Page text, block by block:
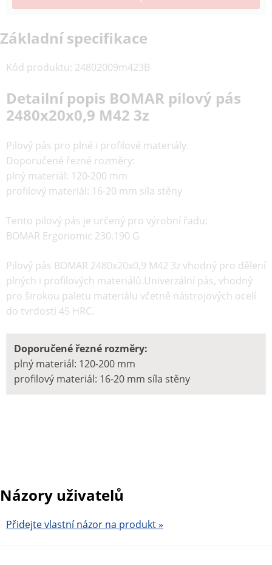
Základní specifikace
Kód produktu: 24802009m423B
Detailní popis BOMAR pilový pás
2480x20x0,9 M42 3z
Pilový pás pro plné i profilové materiály.
Doporučené řezné rozměry:
plný materiál: 120-200 mm
profilový materiál: 16-20 mm síla stěny
Tento pilový pás je určený pro výrobní řadu:
BOMAR Ergonomic 230.190 G
Pilový pás BOMAR 2480x20x0,9 M42 3z vhodný pro dělení
plných i profilových materiálů.Univerzální pás, vhodný
pro širokou paletu materiálu včetně nástrojových ocelí
do tvrdosti 45 HRC.
Doporučené řezné rozměry:
plný materiál: 120-200 mm
profilový materiál: 16-20 mm síla stěny
Názory uživatelů
Přidejte vlastní názor na produkt »